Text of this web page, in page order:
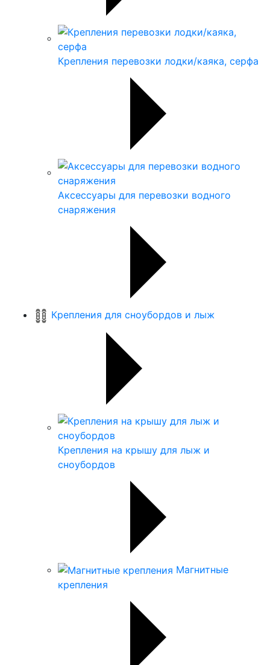
Крепления перевозки лодки/каяка, серфа
Аксессуары для перевозки водного
снаряжения
Крепления для сноубордов и лыж
Крепления на крышу для лыж и
сноубордов
Магнитные
крепления